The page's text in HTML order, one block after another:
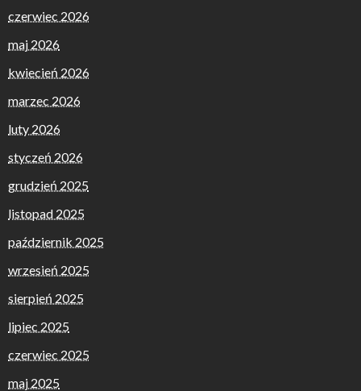
czerwiec 2026
maj 2026
kwiecień 2026
marzec 2026
luty 2026
styczeń 2026
grudzień 2025
listopad 2025
październik 2025
wrzesień 2025
sierpień 2025
lipiec 2025
czerwiec 2025
maj 2025